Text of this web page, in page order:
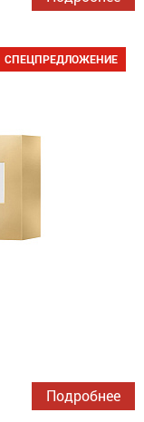
СПЕЦПРЕДЛОЖЕНИЕ
Подробнее